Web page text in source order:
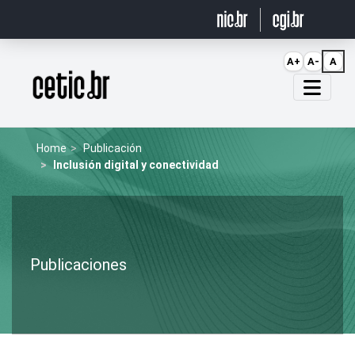
Página inicial
Home
Publicación
Inclusión digital y conectividad
Publicaciones
A+ A- A